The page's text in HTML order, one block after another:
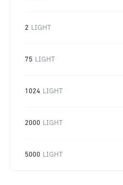
2 LIGHT
75 LIGHT
1024 LIGHT
2000 LIGHT
5000 LIGHT